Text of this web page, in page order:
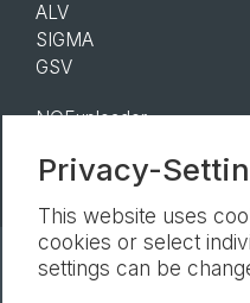
ALV
SIGMA
GSV
NOEuploader
Privacy-
This website uses
cookies or select
settings can be